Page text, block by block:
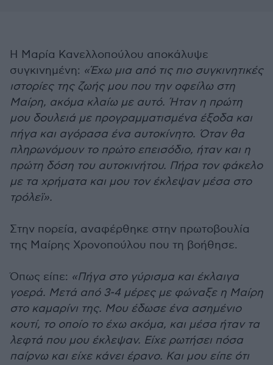
Η Μαρία Κανελλοπούλου αποκάλυψε
συγκινημένη: «Έχω μια από τις πιο συγκινητικές
ιστορίες της ζωής μου που την οφείλω στη
Μαίρη, ακόμα κλαίω με αυτό. Ήταν η πρώτη
μου δουλειά με προγραμματισμένα έξοδα και
πήγα και αγόρασα ένα αυτοκίνητο. Όταν θα
πληρωνόμουν το πρώτο επεισόδιο, ήταν και η
πρώτη δόση του αυτοκινήτου. Πήρα τον φάκελο
με τα χρήματα και μου τον έκλεψαν μέσα στο
τρόλεϊ».
Στην πορεία, αναφέρθηκε στην πρωτοβουλία
της Μαίρης Χρονοπούλου που τη βοήθησε.
Όπως είπε: «Πήγα στο γύρισμα και έκλαιγα
γοερά. Μετά από 3-4 μέρες με φώναξε η Μαίρη
στο καμαρίνι της. Μου έδωσε ένα ασημένιο
κουτί, το οποίο το έχω ακόμα, και μέσα ήταν τα
λεφτά που μου έκλεψαν. Είχε ρωτήσει πόσα
παίρνω και είχε κάνει έρανο. Και μου είπε ότι